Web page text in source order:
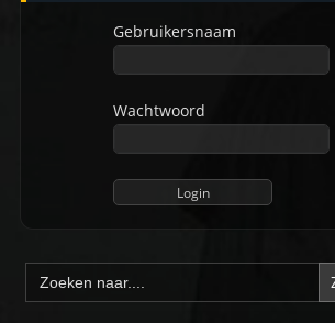
Gebruikersnaam
Wachtwoord
Zoek
naar: